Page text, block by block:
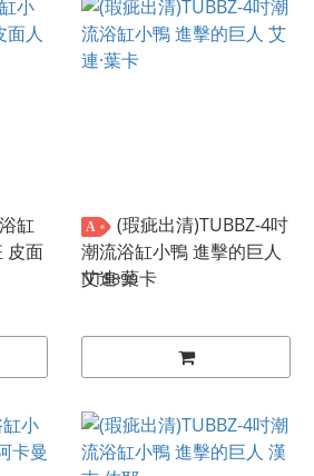
缸
皮面
A
(瑕疵出清)TUBBZ-4吋
潮流浴缸小鴨 進擊的巨人
艾連·葉卡
NT$899